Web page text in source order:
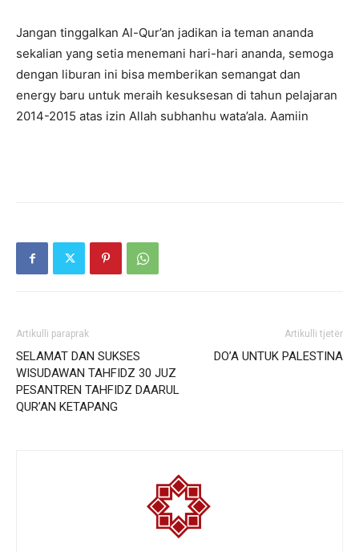
Jangan tinggalkan Al-Qur’an jadikan ia teman ananda
sekalian yang setia menemani hari-hari ananda, semoga
dengan liburan ini bisa memberikan semangat dan
energy baru untuk meraih kesuksesan di tahun pelajaran
2014-2015 atas izin Allah subhanhu wata’ala. Aamiin
Artikulli paraprak
SELAMAT DAN SUKSES
WISUDAWAN TAHFIDZ 30 JUZ
PESANTREN TAHFIDZ DAARUL
QUR’AN KETAPANG
Artikulli tjetër
DO’A UNTUK PALESTINA